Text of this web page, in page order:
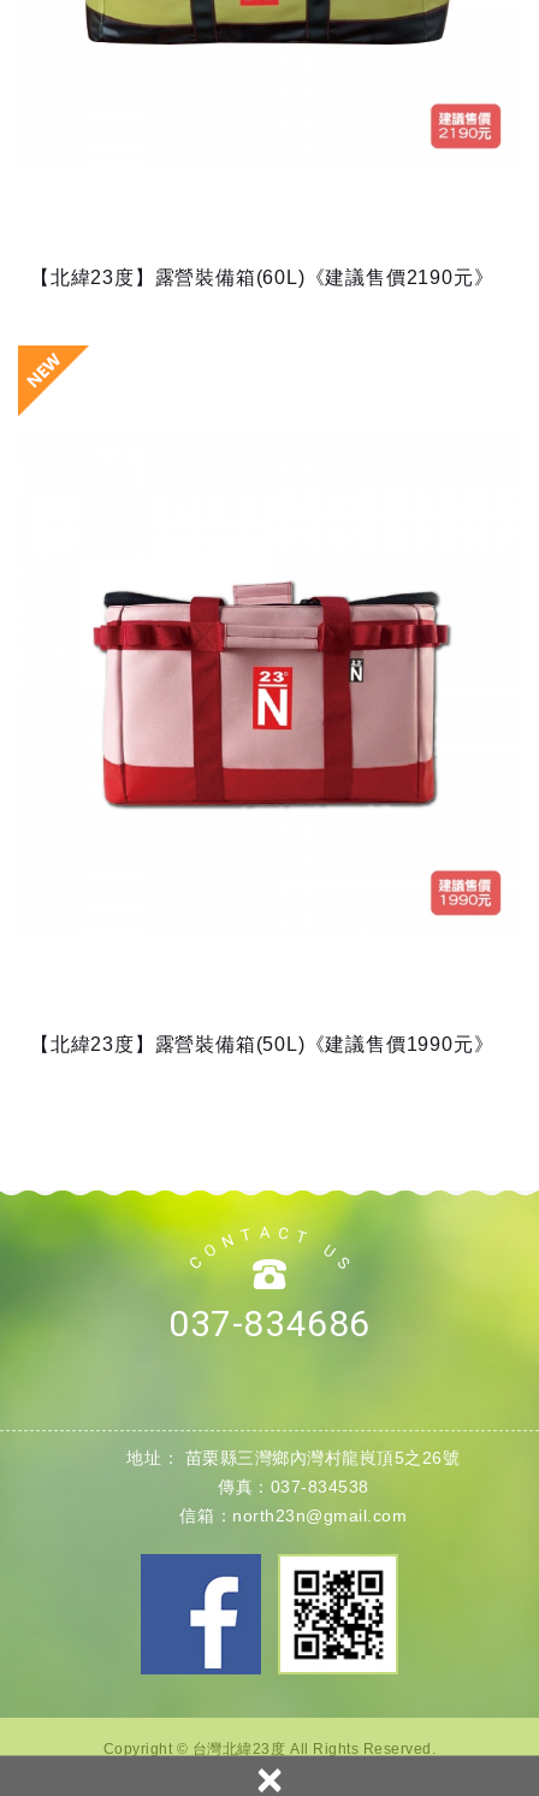
×
【北緯23度】露營裝備箱(60L)《建議售價2190元》
可收納各式戶外活動用品加上
質感舒適的提把，外出攜帶方便
【北緯23度】露營裝備箱(50L)《建議售價1990元》
材質/上層:滌綸 外部:皮革(耐磨超纖皮) 中間:PE棉
037-834686
地址： 苗栗縣三灣鄉內灣村龍峎頂5之26號
傳真：037-834538
信箱： north23n@gmail.com
Copyright © 台灣北緯23度 All Rights Reserved.